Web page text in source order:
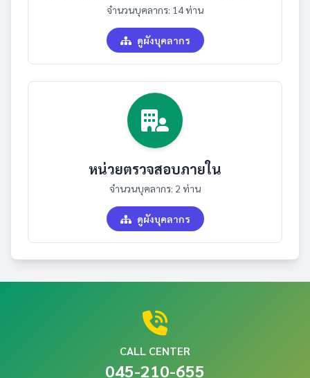
จำนวนบุคลากร: 14 ท่าน
ดูผังบุคลากร
หน่วยตรวจสอบภายใน
จำนวนบุคลากร: 2 ท่าน
ดูผังบุคลากร
CALL CENTER
045-210-655